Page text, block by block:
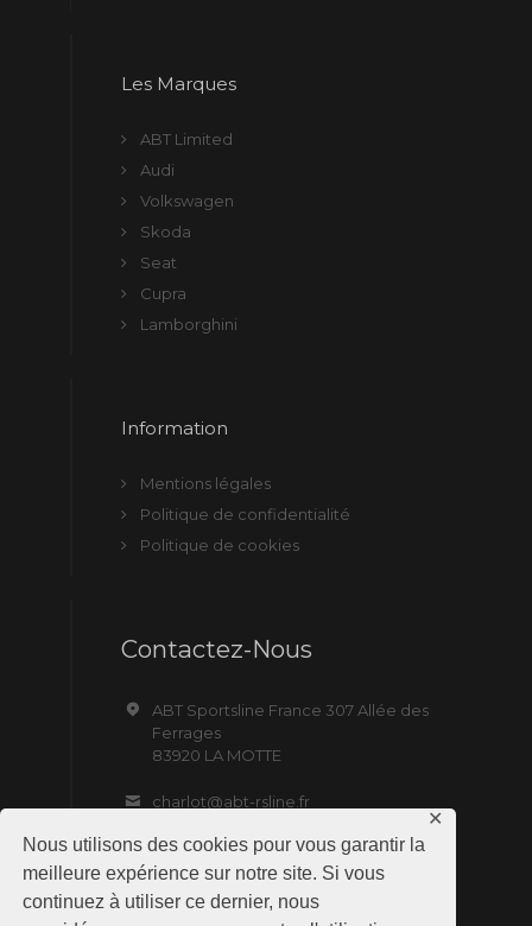
Nous utilisons des cookies pour vous garantir la
meilleure expérience sur notre site. Si vous
continuez à utiliser ce dernier, nous
✕
Les Marques
ABT Limited
Audi
Volkswagen
Skoda
Seat
Cupra
Lamborghini
Information
Mentions légales
Politique de confidentialité
Politique de cookies
Contactez-Nous
ABT Sportsline France 307 Allée des
Ferrages
83920 LA MOTTE
charlot@abt-rsline.fr